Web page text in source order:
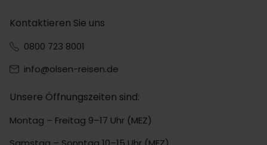
Kontaktieren Sie uns
0800 723 8001
info@olsen-reisen.de
Unsere Öffnungszeiten sind:
Montag – Freitag 9–17 Uhr (MEZ)